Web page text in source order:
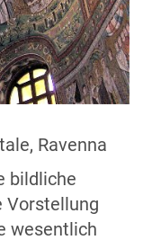
Ravenna
bildliche
Vorstellung
wesentlich